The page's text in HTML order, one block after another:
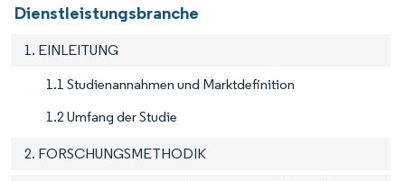
Dienstleistungsbranche
1. EINLEITUNG
1.1 Studienannahmen und Marktdefinition
1.2 Umfang der Studie
2. FORSCHUNGSMETHODIK